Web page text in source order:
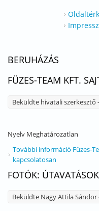
BERUHÁZÁS
FÜZES-TEAM KFT.
Beküldte hivatali szerkesztő
Nyelv Meghatározatlan
További információ Füzes-
kapcsolatosan
FOTÓK: ÚTAVATÁSOK
Beküldte Nagy Attila Sándor